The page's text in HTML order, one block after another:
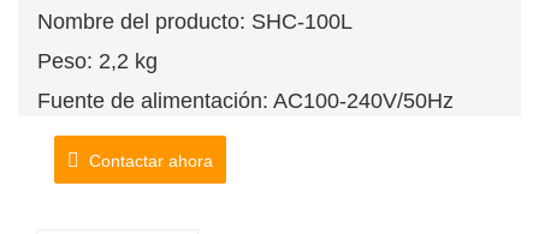
Nombre del producto: SHC-100L
Peso: 2,2 kg
Fuente de alimentación: AC100-240V/50Hz
Tamaño: 255*150*250mm
flujo de agua: 100L / H
Contactar ahora